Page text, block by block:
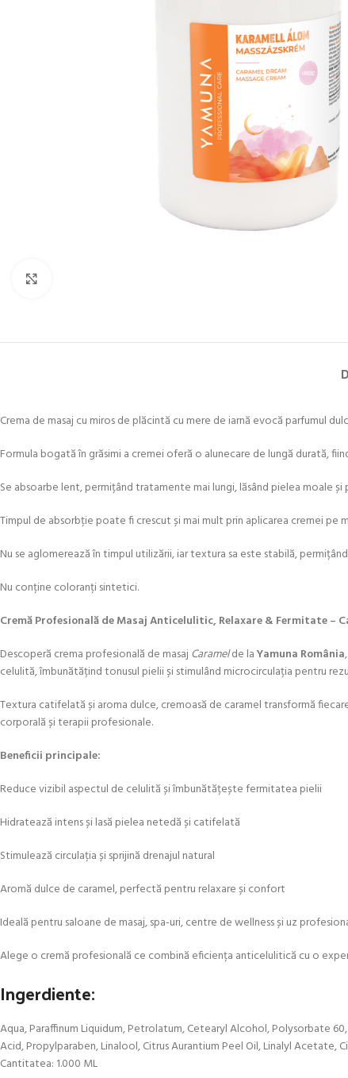
Crema de masaj cu miros de plăcintă cu mere de iarnă evocă parfumul
Formula bogată în grăsimi a cremei oferă o alunecare de lungă durată,
Se absoarbe lent, permițând tratamente mai lungi, lăsând pielea moale
Timpul de absorbție poate fi crescut și mai mult prin aplicarea cremei pe
Nu se aglomerează în timpul utilizării, iar textura sa este stabilă,
Nu conține coloranți sintetici.
Cremă Profesională de Masaj Anticelulitic, Relaxare & Fermitate –
Descoperă crema profesională de masajCaramelde laYamuna România
celulită, îmbunătățind tonusul pielii și stimulând microcirculația pentru
Textura catifelată și aroma dulce, cremoasă de caramel transformă
corporală și terapii profesionale.
Beneficii principale:
Reduce vizibil aspectul de celulită și îmbunătățește fermitatea pielii
Hidratează intens și lasă pielea netedă și catifelată
Stimulează circulația și sprijină drenajul natural
Aromă dulce de caramel, perfectă pentru relaxare și confort
Ideală pentru saloane de masaj, spa-uri, centre de wellness și uz
Alege o cremă profesională ce combină eficiența anticelulitică cu o
Ingerdiente:
Aqua, Paraffinum Liquidum, Petrolatum, Cetearyl Alcohol, Polysorbate
Acid, Propylparaben, Linalool, Citrus Aurantium Peel Oil, Linalyl Acetate,
Cantitatea: 1.000 ML